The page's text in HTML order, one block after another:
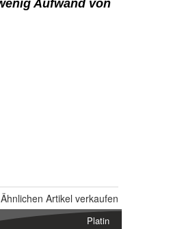
Ähnlichen Artikel verkaufen
Platin